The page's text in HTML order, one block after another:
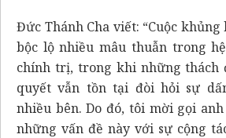
Đức Thánh Cha viết: “Cuộc
bộc lộ nhiều mâu thuẫn trong
chính trị, trong khi những thách
quyết vẫn tồn tại đòi hỏi sự
nhiều bên. Do đó, tôi mời gọi
những vấn đề này với sự cộng